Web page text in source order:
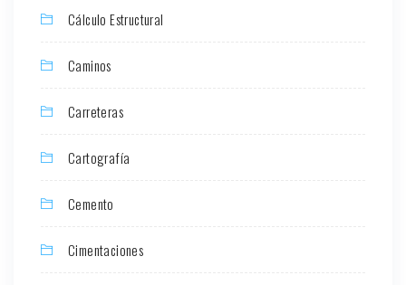
Cálculo Estructural
Caminos
Carreteras
Cartografía
Cemento
Cimentaciones